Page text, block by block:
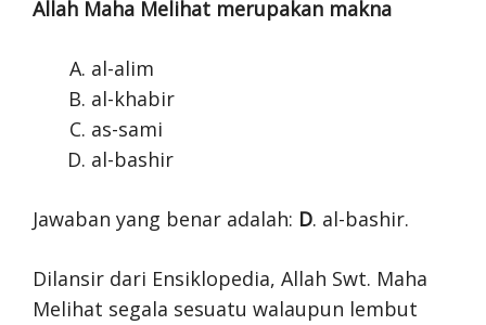
Allah Maha Melihat merupakan makna
al-alim
al-khabir
as-sami
al-bashir
Jawaban yang benar adalah: D. al-bashir.
Dilansir dari Ensiklopedia, Allah Swt. Maha
Melihat segala sesuatu walaupun lembut